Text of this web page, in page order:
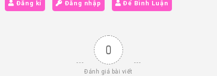
Đăng kí Đăng nhập Để Bình Luận
0
Đánh giá bài viết